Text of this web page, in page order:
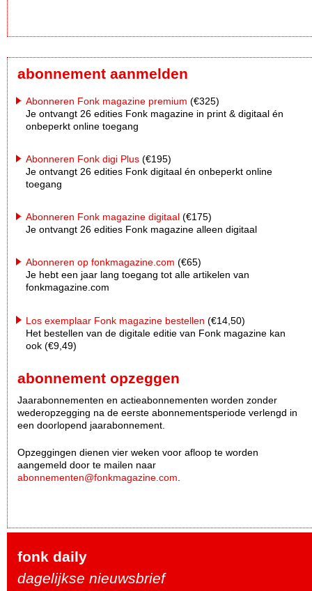
abonnement aanmelden
Abonneren Fonk magazine premium (€325)
Je ontvangt 26 edities Fonk magazine in print & digitaal én
onbeperkt online toegang
Abonneren Fonk digi Plus (€195)
Je ontvangt 26 edities Fonk digitaal én onbeperkt online
toegang
Abonneren Fonk magazine digitaal (€175)
Je ontvangt 26 edities Fonk magazine alleen digitaal
Abonneren op fonkmagazine.com (€65)
Je hebt een jaar lang toegang tot alle artikelen van
fonkmagazine.com
Los exemplaar Fonk magazine bestellen (€14,50)
Het bestellen van de digitale editie van Fonk magazine kan
ook (€9,49)
abonnement opzeggen
Jaarabonnementen en actieabonnementen worden zonder
wederopzegging na de eerste abonnementsperiode verlengd in
een doorlopend jaarabonnement.
Opzeggingen dienen vier weken voor afloop te worden
aangemeld door te mailen naar
abonnementen@fonkmagazine.com
fonk daily
dagelijkse nieuwsbrief